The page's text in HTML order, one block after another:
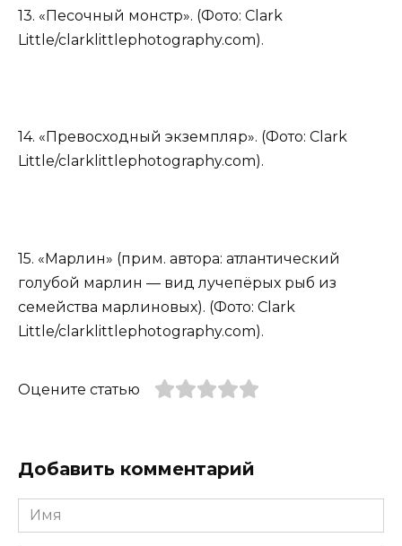
13. «Песочный монстр». (Фото: Clark
Little/clarklittlephotography.com).
14. «Превосходный экземпляр». (Фото: Clark
Little/clarklittlephotography.com).
15. «Марлин» (прим. автора: атлантический
голубой марлин — вид лучепёрых рыб из
семейства марлиновых). (Фото: Clark
Little/clarklittlephotography.com).
Оцените статью
Добавить комментарий
Имя
*